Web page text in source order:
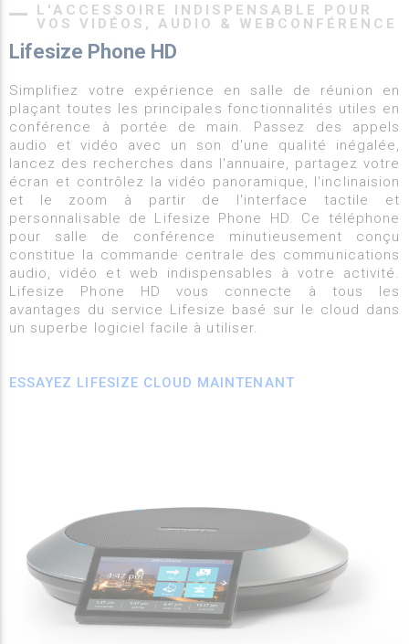
L'ACCESSOIRE INDISPENSABLE POUR
VOS VIDÉOS, AUDIO & WEBCONFÉRENCE
Lifesize Phone HD
Simplifiez votre expérience en salle de réunion en
plaçant toutes les principales fonctionnalités utiles en
conférence à portée de main. Passez des appels
audio et vidéo avec un son d'une qualité inégalée,
lancez des recherches dans l'annuaire, partagez votre
écran et contrôlez la vidéo panoramique, l'inclinaision
et le zoom à partir de l'interface tactile et
personnalisable de Lifesize Phone HD. Ce téléphone
pour salle de conférence minutieusement conçu
constitue la commande centrale des communications
audio, vidéo et web indispensables à votre activité.
Lifesize Phone HD vous connecte à tous les
avantages du service Lifesize basé sur le cloud dans
un superbe logiciel facile à utiliser.
ESSAYEZ LIFESIZE CLOUD MAINTENANT